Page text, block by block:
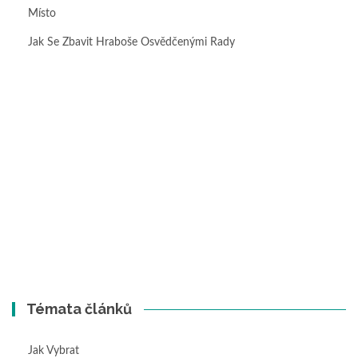
Místo
Jak Se Zbavit Hraboše Osvědčenými Rady
Témata článků
Jak Vybrat